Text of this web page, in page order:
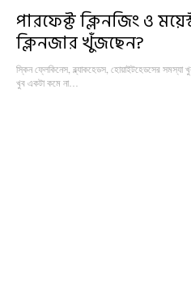
পারফেক্ট ক্লিনজিং ও
ক্লিনজার খুঁজছেন?
স্কিন ফ্লেকিনেস, ব্ল্যাকহেডস, হোয়াইটহেডসের
খুব একটা কমে না…